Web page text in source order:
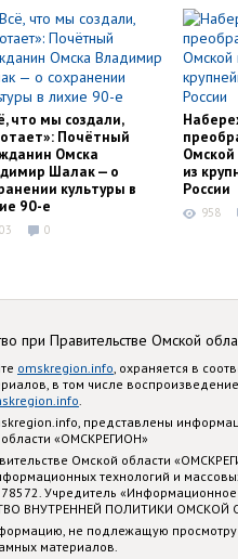
что мы создали,
Почётный
Омска
Шалак — о
культуры в
90-е
0
Омской
из
России
958
при Правительстве Омской
omskregion.info , охраняется в
в том числе
представлены
«ОМСКРЕГИОН»
Омской области
технологий и
Учредитель «Информационное
ВНУТРЕННЕЙ ПОЛИТИКИ ОМСКОЙ
не подлежащую
материалов.